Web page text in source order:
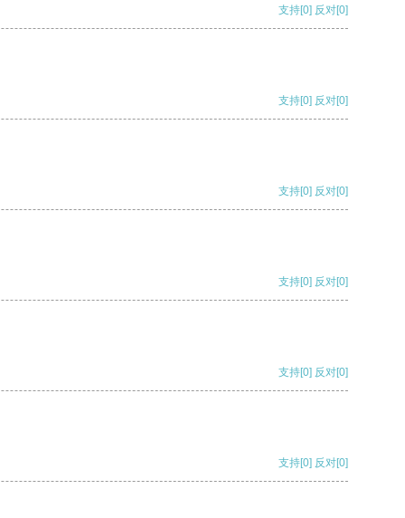
支持[0] 反对[0]
支持[0] 反对[0]
支持[0] 反对[0]
支持[0] 反对[0]
支持[0] 反对[0]
支持[0] 反对[0]